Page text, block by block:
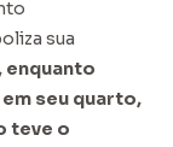
sua
enquanto
seu quarto,
teve o